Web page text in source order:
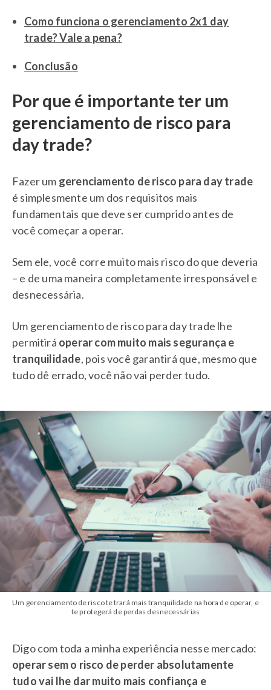
Como funciona o gerenciamento 2x1 day
trade? Vale a pena?
Conclusão
Por que é importante ter um
gerenciamento de risco para
day trade?
Fazer um gerenciamento de risco para day trade
é simplesmente um dos requisitos mais
fundamentais que deve ser cumprido antes de
você começar a operar.
Sem ele, você corre muito mais risco do que deveria
– e de uma maneira completamente irresponsável e
desnecessária.
Um gerenciamento de risco para day trade lhe
permitirá operar com muito mais segurança e
tranquilidade, pois você garantirá que, mesmo que
tudo dê errado, você não vai perder tudo.
Um gerenciamento de risco te trará mais tranquilidade na hora de operar, e
te protegerá de perdas desnecessárias
Digo com toda a minha experiência nesse mercado:
operar sem o risco de perder absolutamente
tudo vai lhe dar muito mais confiança e